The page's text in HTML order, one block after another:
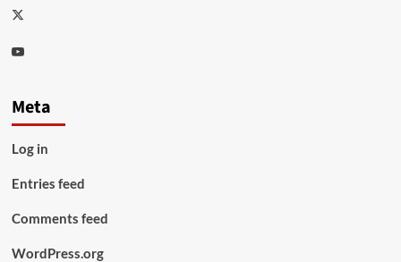
Twitter
Youtube
Meta
Log in
Entries feed
Comments feed
WordPress.org